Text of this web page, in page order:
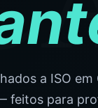
a ISO em
feitos para